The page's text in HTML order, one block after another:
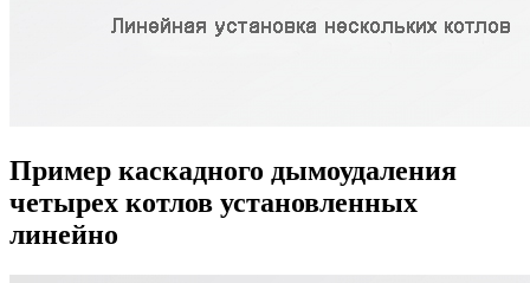
Пример каскадного дымоудаления
четырех котлов установленных
линейно